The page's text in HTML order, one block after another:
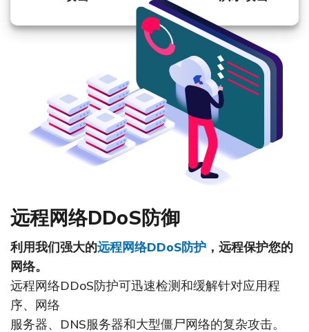
远程网络DDoS防御
利用我们强大的远程网络DDoS防护 ，远程保护您的
网络。
远程网络DDoS防护可迅速检测和缓解针对应用程
序、网络
服务器、DNS服务器和大型僵尸网络的复杂攻击。